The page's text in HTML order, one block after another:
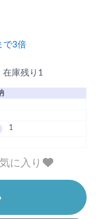
で3倍
在庫残り1
1
に入り